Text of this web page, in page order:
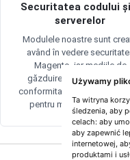
Używamy
Ta witryna
śledzenia, aby
celach: aby
aby zapewnić
internetowej
produktami i
Securitatea codului
serverelor
Modulele noastre sunt
având în vedere
Magento, iar mediile de
găzduire sunt securizate
conformitate cu bunele
pentru magazinele online.